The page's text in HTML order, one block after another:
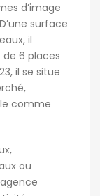
d’image
surface
il
de 6 places
il se situe
comme
ou